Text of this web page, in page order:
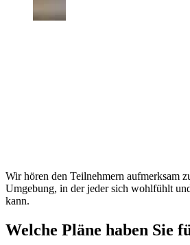
Wir hören den Teilnehmern aufmerksam
Umgebung, in der jeder sich wohlfühlt
kann.
Welche Pläne haben Sie